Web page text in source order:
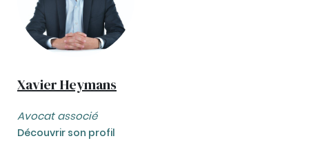
Xavier Heymans
Avocat associé
Découvrir son profil